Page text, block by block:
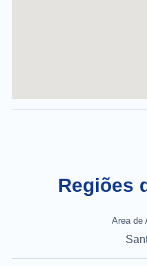
Regiões
Area de